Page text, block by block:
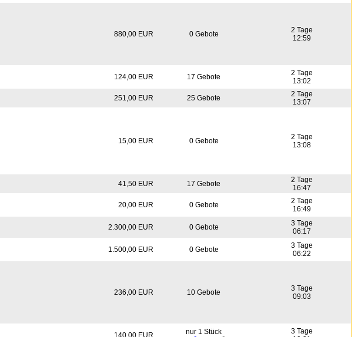
880,00 EUR 0 Gebote
2 Tage
12:59
124,00 EUR 17 Gebote
2 Tage
13:02
251,00 EUR 25 Gebote
2 Tage
13:07
15,00 EUR 0 Gebote
2 Tage
13:08
41,50 EUR 17 Gebote
2 Tage
16:47
20,00 EUR 0 Gebote
2 Tage
16:49
2.300,00 EUR 0 Gebote
3 Tage
06:17
1.500,00 EUR 0 Gebote
3 Tage
06:22
236,00 EUR 10 Gebote
3 Tage
09:03
140,00 EUR nur 1 Stück
3 Tage